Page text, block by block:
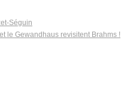
Séguin
le Gewandhaus revisitent Brahms !